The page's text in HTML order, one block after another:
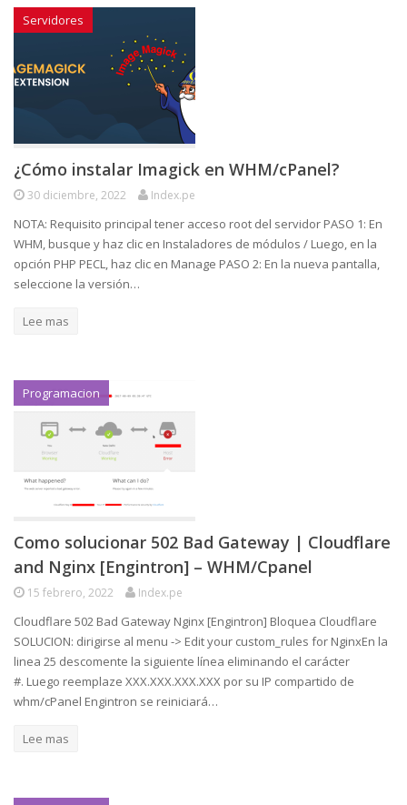
Servidores
¿Cómo instalar Imagick en WHM/cPanel?
30 diciembre, 2022 Index.pe
NOTA: Requisito principal tener acceso root del servidor PASO 1: En
WHM, busque y haz clic en Instaladores de módulos / Luego, en la
opción PHP PECL, haz clic en Manage PASO 2: En la nueva pantalla,
seleccione la versión…
Lee mas
Programacion
Como solucionar 502 Bad Gateway | Cloudflare
and Nginx [Engintron] – WHM/Cpanel
15 febrero, 2022 Index.pe
Cloudflare 502 Bad Gateway Nginx [Engintron] Bloquea Cloudflare
SOLUCION: dirigirse al menu -> Edit your custom_rules for NginxEn la
linea 25 descomente la siguiente línea eliminando el carácter
#. Luego reemplaze XXX.XXX.XXX.XXX por su IP compartido de
whm/cPanel Engintron se reiniciará…
Lee mas